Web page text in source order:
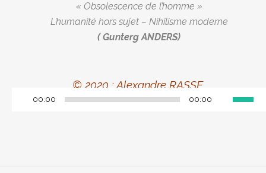
« Obsolescence de l’homme »
L’humanité hors sujet – Nihilisme moderne
( Gunterg ANDERS)
© 2020 : Alexandre RASSE
Lecteur00:00 00:00